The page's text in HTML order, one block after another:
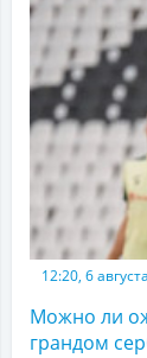
12:20, 6
Можно ли
грандом